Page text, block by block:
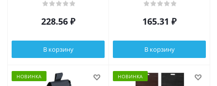
литра, до 8кг,
228.56 ₽
В корзину
полипропилен, 2 цвета
165.31 ₽
В корзину
НОВИНКА НОВИНКА